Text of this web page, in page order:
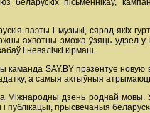
беларускіх пісьменнікаў,
паэты і музыкі, сярод якіх
ахвотны зможа ўзяць удзел у
і невялічкі кірмаш.
SAY.BY прэзентуе новую
а самыя актыўныя
Міжнародны дзень роднай мовы.
публікацыі, прысвечаныя